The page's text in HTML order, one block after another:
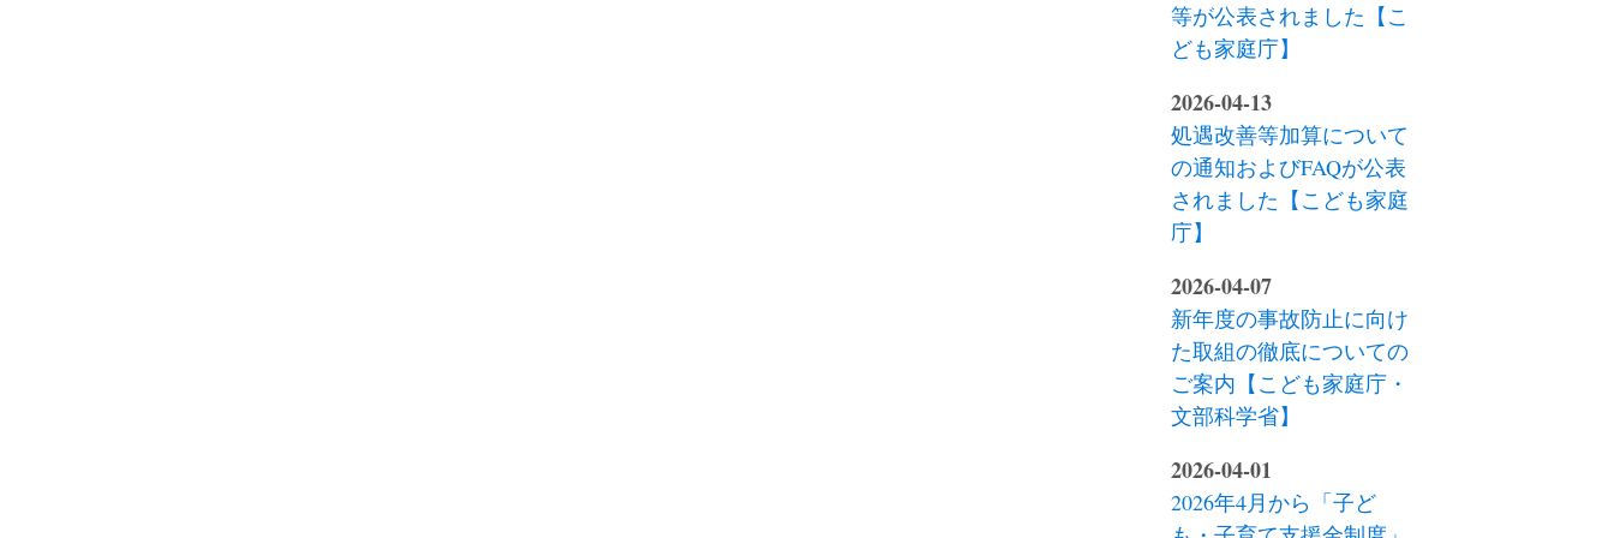
等が公表されました【こ
ども家庭庁】
2026-04-13
処遇改善等加算について
の通知およびFAQが公表
されました【こども家庭
庁】
2026-04-07
新年度の事故防止に向け
た取組の徹底についての
ご案内【こども家庭庁・
文部科学省】
2026-04-01
2026年4月から「子ど